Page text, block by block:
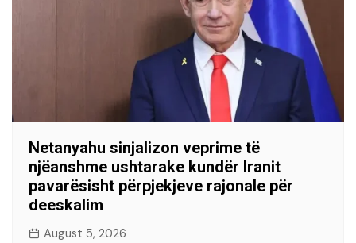
Netanyahu sinjalizon veprime të
njëanshme ushtarake kundër Iranit
pavarësisht përpjekjeve rajonale për
deeskalim
August 5, 2026